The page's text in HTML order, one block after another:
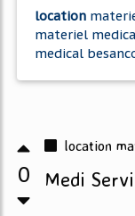
location
materiel
medical
0
location
Medi